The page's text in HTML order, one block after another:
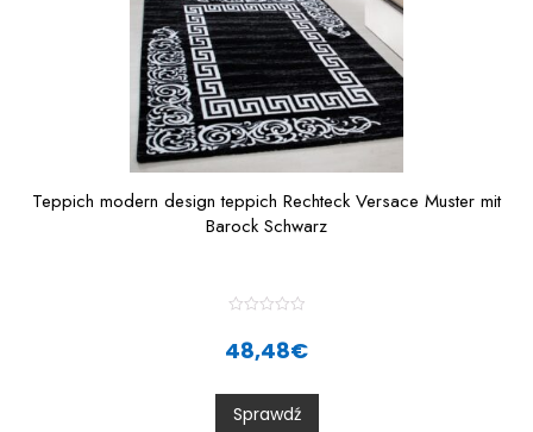
Teppich modern design teppich Rechteck Versace Muster mit
Barock Schwarz
t
0
o
u
48,48€
Sprawdź